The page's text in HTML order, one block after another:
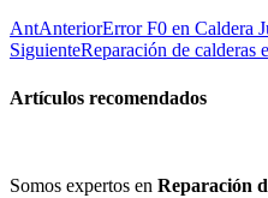
AntAnteriorError F0 en Caldera
SiguienteReparación de calderas
Artículos recomendados
Somos expertos en Reparación